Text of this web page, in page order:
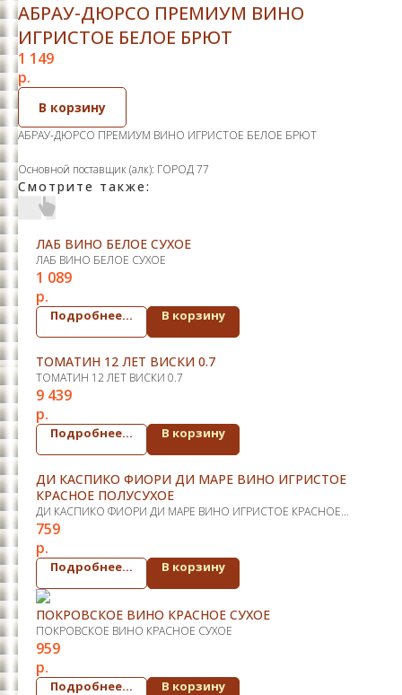
АБРАУ-ДЮРСО ПРЕМИУМ ВИНО
ИГРИСТОЕ БЕЛОЕ БРЮТ
1 149
р.
В корзину
АБРАУ-ДЮРСО ПРЕМИУМ ВИНО ИГРИСТОЕ БЕЛОЕ БРЮТ
Основной поставщик (алк): ГОРОД 77
Смотрите также:
ЛАБ ВИНО БЕЛОЕ СУХОЕ
ЛАБ ВИНО БЕЛОЕ СУХОЕ
1 089
р.
Подробнее... В корзину
ТОМАТИН 12 ЛЕТ ВИСКИ 0.7
ТОМАТИН 12 ЛЕТ ВИСКИ 0.7
9 439
р.
Подробнее... В корзину
ДИ КАСПИКО ФИОРИ ДИ МАРЕ ВИНО ИГРИСТОЕ
КРАСНОЕ ПОЛУСУХОЕ
ДИ КАСПИКО ФИОРИ ДИ МАРЕ ВИНО ИГРИСТОЕ КРАСНОЕ
ПОЛУСУХОЕ
759
р.
Подробнее... В корзину
ПОКРОВСКОЕ ВИНО КРАСНОЕ СУХОЕ
ПОКРОВСКОЕ ВИНО КРАСНОЕ СУХОЕ
959
р.
Подробнее... В корзину